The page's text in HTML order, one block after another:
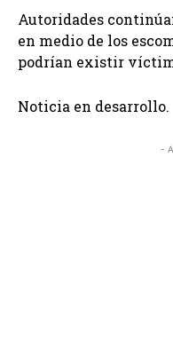
Autoridades
en medio de los
podrían existir
Noticia en desarrollo.
-